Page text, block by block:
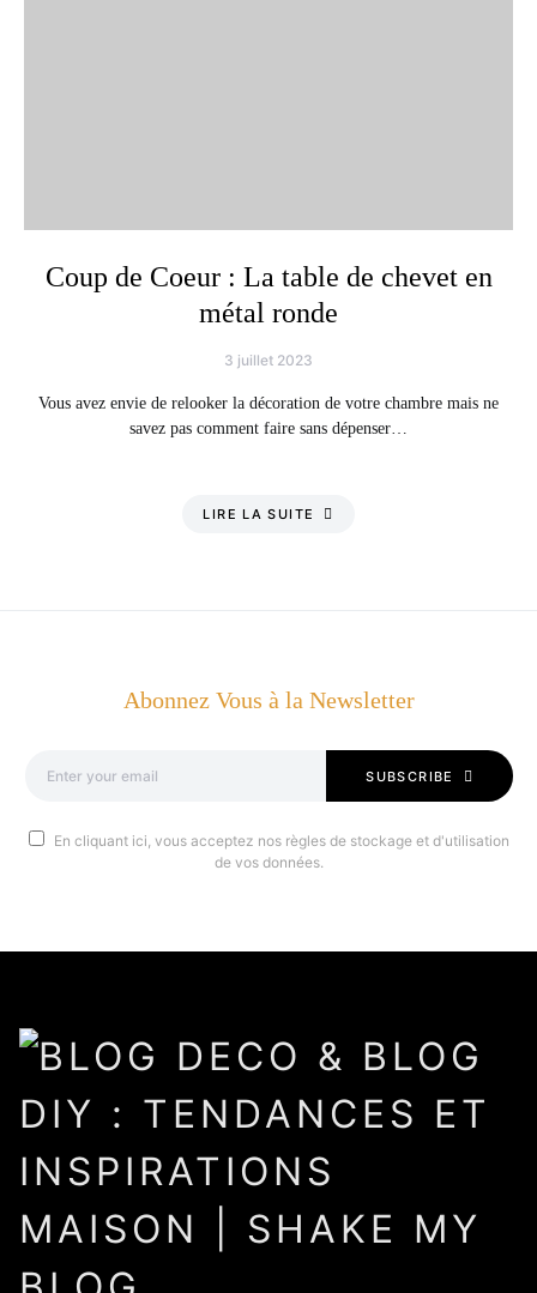
Coup de Coeur : La table de chevet en
métal ronde
3 juillet 2023
Vous avez envie de relooker la décoration de votre chambre mais ne
savez pas comment faire sans dépenser…
LIRE LA SUITE
Abonnez Vous à la Newsletter
SUBSCRIBE
En cliquant ici, vous acceptez nos règles de stockage et d'utilisation
de vos données.